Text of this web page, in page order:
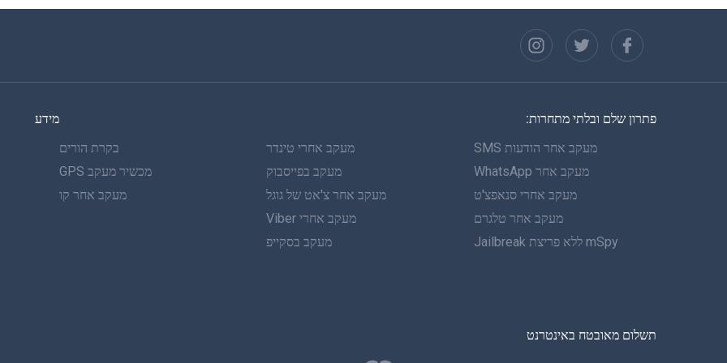
פתרון שלם ובלתי מתחרות:
מעקב אחר הודעות SMS
מעקב אחר WhatsApp
מעקב אחרי סנאפצ'ט
מעקב אחר טלגרם
mSpy ללא פריצת Jailbreak
מעקב אחרי טינדר
מעקב בפייסבוק
מעקב אחר צ'אט של גוגל
מעקב אחרי Viber
מעקב בסקייפ
בקרת הורים
מכשיר מעקב GPS
מעקב אחר קו
מידע
תשלום מאובטח באינטרנט